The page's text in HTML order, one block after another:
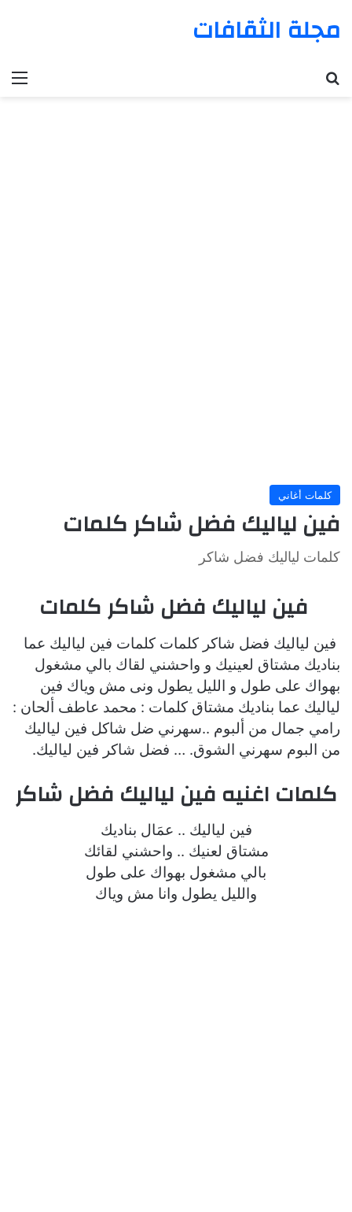
مجلة الثقافات
كلمات أغاني
فين لياليك فضل شاكر كلمات
كلمات لياليك فضل شاكر
فين لياليك فضل شاكر كلمات
فين لياليك فضل شاكر كلمات كلمات فين لياليك عما
بناديك مشتاق لعينيك و واحشني لقاك بالي مشغول
بهواك على طول و الليل يطول ونى مش وياك فين
لياليك عما بناديك مشتاق كلمات : محمد عاطف ألحان :
رامي جمال من ألبوم ..سهرني ضل شاكل فين لياليك
من البوم سهرني الشوق. … فضل شاكر فين لياليك.
كلمات اغنيه فين لياليك فضل شاكر
فين لياليك .. عمَال بناديك
مشتاق لعنيك .. واحشني لقائك
بالي مشغول بهواك على طول
والليل يطول وانا مش وياك